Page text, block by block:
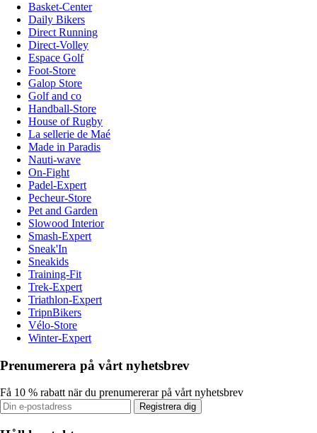
Basket-Center
Daily Bikers
Direct Running
Direct-Volley
Espace Golf
Foot-Store
Galop Store
Golf and co
Handball-Store
House of Rugby
La sellerie de Maé
Made in Paradis
Nauti-wave
On-Fight
Padel-Expert
Pecheur-Store
Pet and Garden
Slowood Interior
Smash-Expert
Sneak'In
Sneakids
Training-Fit
Trek-Expert
Triathlon-Expert
TripnBikers
Vélo-Store
Winter-Expert
Prenumerera på vårt nyhetsbrev
Få 10 % rabatt när du prenumererar på vårt nyhetsbrev
Registrera dig